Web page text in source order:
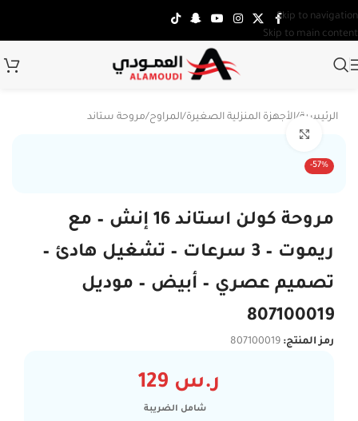
Skip to navigation
Skip to main content
الرئيسية/الأجهزة المنزلية الصغيرة/المراوح/مروحة ستاند
-57%
مروحة كولن استاند 16 إنش – مع
ريموت – 3 سرعات – تشغيل هادئ –
تصميم عصري – أبيض – موديل
807100019
رمز المنتج: 807100019
ر.س
شامل الضريبة